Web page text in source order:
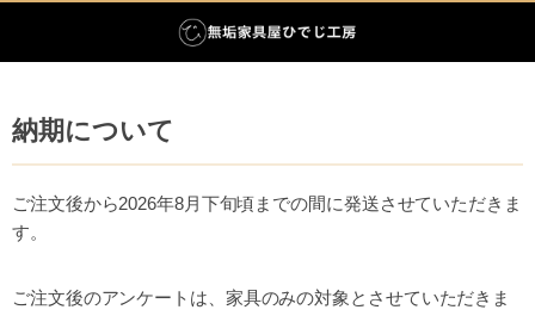
納期について
ご注文後から2026年8月下旬頃までの間に発送させていただきま
す。
ご注文後のアンケートは、家具のみの対象とさせていただきま